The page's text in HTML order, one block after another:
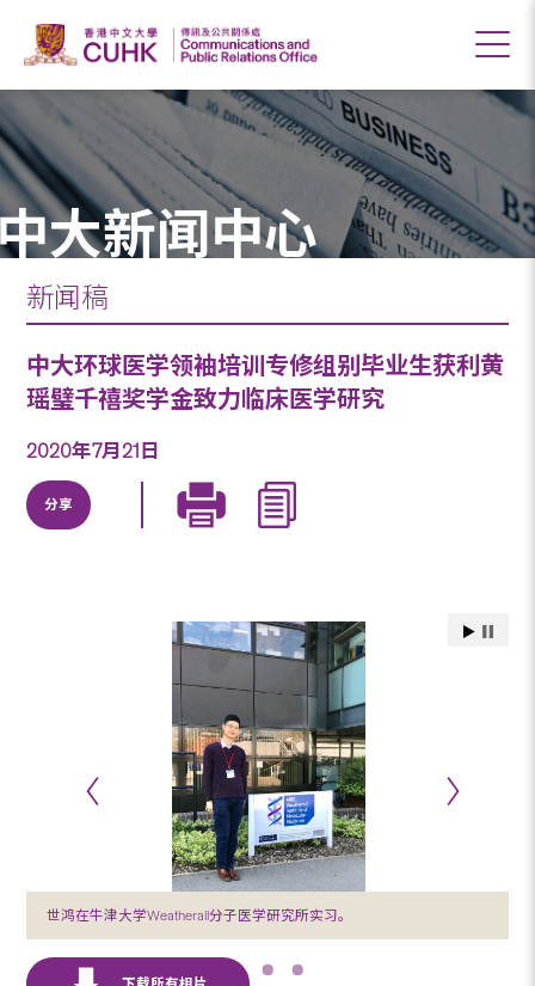
大新闻中心
新闻稿
中大环球医学领袖培训专修组别毕业生获利黄
瑶璧千禧奖学金致力临床医学研究
2020年7月21日
分享
世鸿在牛津大学Weatherall分子医学研究所实习。